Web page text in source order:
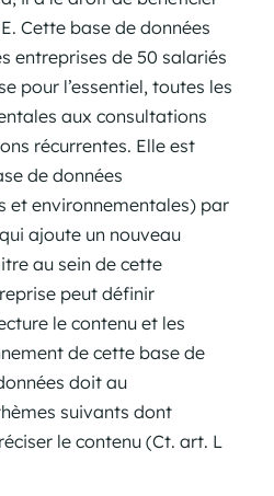
Cette base de données
entreprises de 50 salariés
pour l’essentiel, toutes les
aux consultations
récurrentes. Elle est
de données
et environnementales) par
ajoute un nouveau
au sein de cette
peut définir
le contenu et les
de cette base de
doit au
suivants dont
le contenu (Ct. art. L